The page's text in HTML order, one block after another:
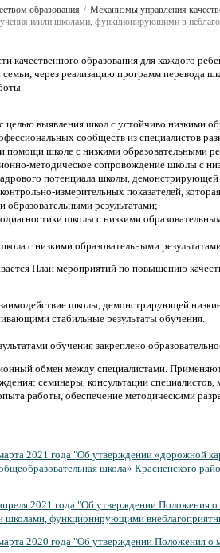
образования / Механизмы управления
и/или школами, функционирующими в
качественного образования для каждого
семьи, через реализацию программ перевода
целью выявления школ с устойчиво низкими
сообществ из специалистов
помощи школе с низкими образовательными
методическое сопровождение школы с
потенциала школы,
измерительных показателей,
результатами;
школы с низкими
с низкими образовательными
План мероприятий по повышению
школы, демонстрирующей
стабильные результаты обучения.
обучения закреплено
обмен между специалистами.
семинары, консультации
работы, обеспечение методическими
2021 года "Об утверждении «дорожной
школа» Красненского
2021 года "Об утверждении Положения
школами, функционирующими
2020 года "Об утверждении Положения о